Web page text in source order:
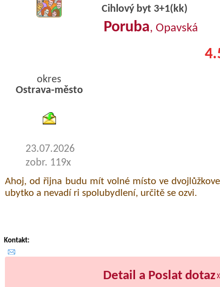
Cihlový byt 3+1(kk)
Poruba, Opavská
okres
Ostrava-město
23.07.2026
zobr. 119x
Ahoj, od řijna budu mít volné místo ve
ubytko a nevadí ri spolubydlení, určitě se ozvi.
Kontakt:
Detail a Poslat dotaz